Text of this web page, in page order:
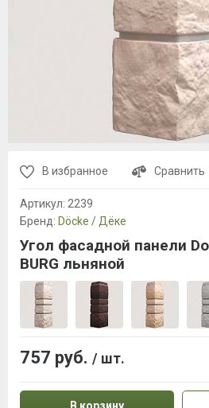
В избранное Сравнить
Артикул: 2239
Бренд: Döcke / Дёке
Угол фасадной панели
BURG льняной
757 руб. / шт.